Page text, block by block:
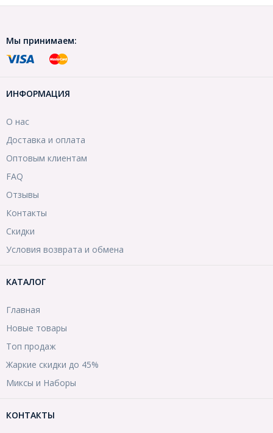
Мы принимаем:
ИНФОРМАЦИЯ
О нас
Доставка и оплата
Оптовым клиентам
FAQ
Отзывы
Контакты
Скидки
Условия возврата и обмена
КАТАЛОГ
Главная
Новые товары
Топ продаж
Жаркие скидки до 45%
Миксы и Наборы
КОНТАКТЫ